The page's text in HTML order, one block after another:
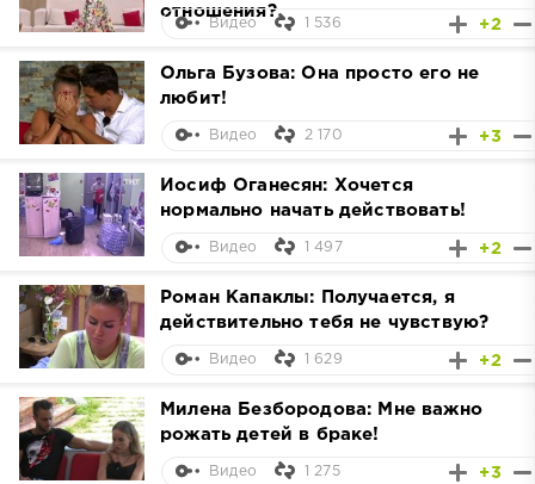
отношения?
+2
Видео 1 536
Ольга Бузова: Она просто его не
любит!
+3
Видео 2 170
Иосиф Оганесян: Хочется
нормально начать действовать!
+2
Видео 1 497
Роман Капаклы: Получается, я
действительно тебя не чувствую?
+2
Видео 1 629
Милена Безбородова: Мне важно
рожать детей в браке!
+3
Видео 1 275